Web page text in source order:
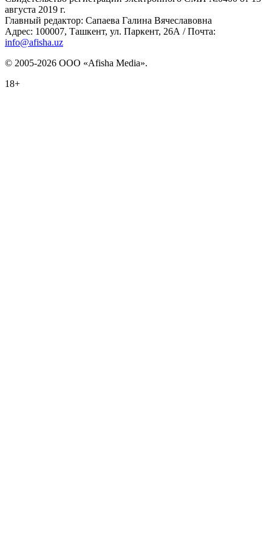
августа 2019 г.
Главный редактор: Сапаева Галина Вячеславовна
Адрес: 100007, Ташкент, ул. Паркент, 26А / Почта:
info@afisha.uz
© 2005-2026 ООО «Afisha Media».
18+